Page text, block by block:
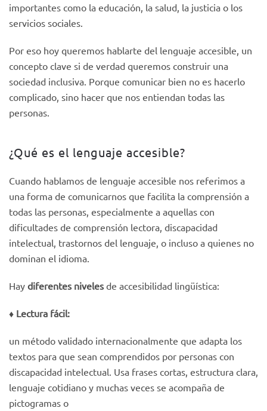
importantes como la educación, la salud, la justicia o los
servicios sociales.
Por eso hoy queremos hablarte del lenguaje accesible, un
concepto clave si de verdad queremos construir una
sociedad inclusiva. Porque comunicar bien no es hacerlo
complicado, sino hacer que nos entiendan todas las
personas.
¿Qué es el lenguaje accesible?
Cuando hablamos de lenguaje accesible nos referimos a
una forma de comunicarnos que facilita la comprensión a
todas las personas, especialmente a aquellas con
dificultades de comprensión lectora, discapacidad
intelectual, trastornos del lenguaje, o incluso a quienes no
dominan el idioma.
Hay diferentes niveles de accesibilidad lingüística:
♦️ Lectura fácil:
un método validado internacionalmente que adapta los
textos para que sean comprendidos por personas con
discapacidad intelectual. Usa frases cortas, estructura clara,
lenguaje cotidiano y muchas veces se acompaña de
pictogramas o